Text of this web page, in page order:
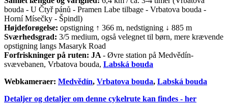
bouda - U Čtyř pánů - Pramen Labe tilbage - Vrbatova bouda -
Horní Mísečky - Špindl)
Højdeforøgelse: opstigning ↑ 366 m, nedstigning ↓ 885 m
Sværhedsgrad: 3/5 medium, også velegnet til børn, mere krævende
opstigning langs Masaryk Road
Forfriskninger på ruten: JA - Øvre station på Medvědín-
svævebanen, Vrbatova bouda, Labská bouda
Webkameraer: Medvědín, Vrbatova bouda, Labská bouda
Detaljer og detaljer om denne cykelrute kan findes - her